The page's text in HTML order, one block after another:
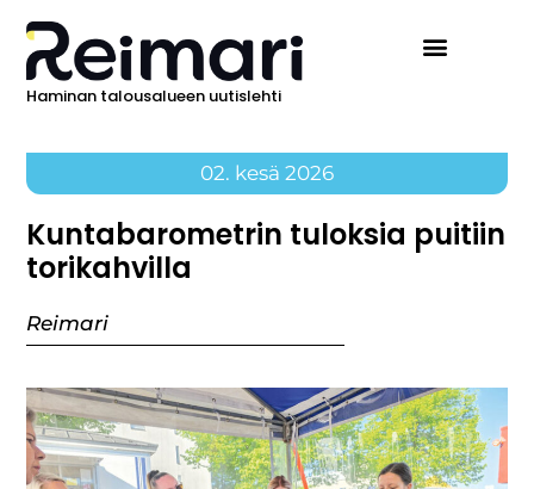
Haminan talousalueen uutislehti
02. kesä 2026
Kuntabarometrin tuloksia puitiin
torikahvilla
Reimari